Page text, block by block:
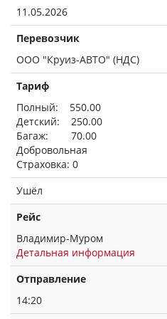
11.05.2026
Перевозчик
ООО "Круиз-АВТО" (НДС)
Тариф
Полный: 550.00
Детский: 250.00
Багаж: 70.00
Добровольная
Страховка: 0
Ушёл
Рейс
Владимир-Муром
Детальная информация
Отправление
14:20